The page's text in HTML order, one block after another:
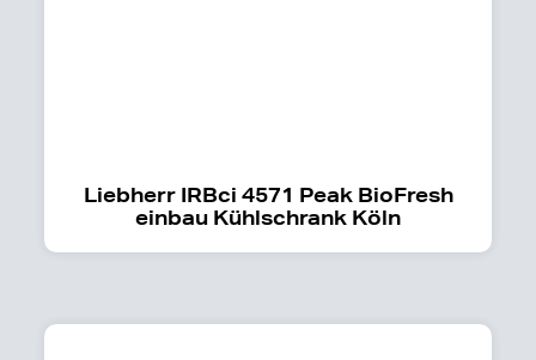
Liebherr IRBci 4571 Peak BioFresh
einbau Kühlschrank Köln